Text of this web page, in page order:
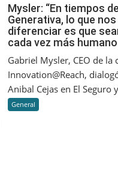
Mysler:
“En
tiempos
de
la
IA
lo
Mysler: “En tiempos
Generativa, lo que nos
diferenciar es que
cada vez más
Gabriel Mysler, CEO de la
Innovation@Reach,
Anibal Cejas en El Seguro
General